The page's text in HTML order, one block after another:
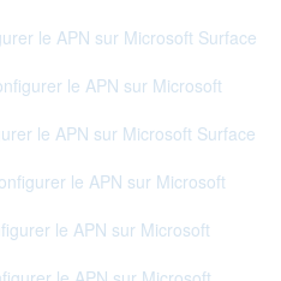
le APN sur Microsoft Surface
le APN sur Microsoft
le APN sur Microsoft Surface
le APN sur Microsoft
le APN sur Microsoft